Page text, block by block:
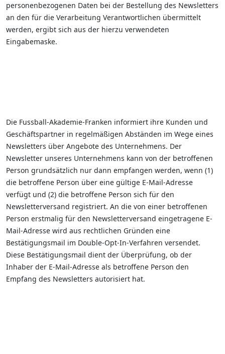
personenbezogenen Daten bei der Bestellung des Newsletters
an den für die Verarbeitung Verantwortlichen übermittelt
werden, ergibt sich aus der hierzu verwendeten
Eingabemaske.
Die Fussball-Akademie-Franken informiert ihre Kunden und
Geschäftspartner in regelmäßigen Abständen im Wege eines
Newsletters über Angebote des Unternehmens. Der
Newsletter unseres Unternehmens kann von der betroffenen
Person grundsätzlich nur dann empfangen werden, wenn (1)
die betroffene Person über eine gültige E-Mail-Adresse
verfügt und (2) die betroffene Person sich für den
Newsletterversand registriert. An die von einer betroffenen
Person erstmalig für den Newsletterversand eingetragene E-
Mail-Adresse wird aus rechtlichen Gründen eine
Bestätigungsmail im Double-Opt-In-Verfahren versendet.
Diese Bestätigungsmail dient der Überprüfung, ob der
Inhaber der E-Mail-Adresse als betroffene Person den
Empfang des Newsletters autorisiert hat.